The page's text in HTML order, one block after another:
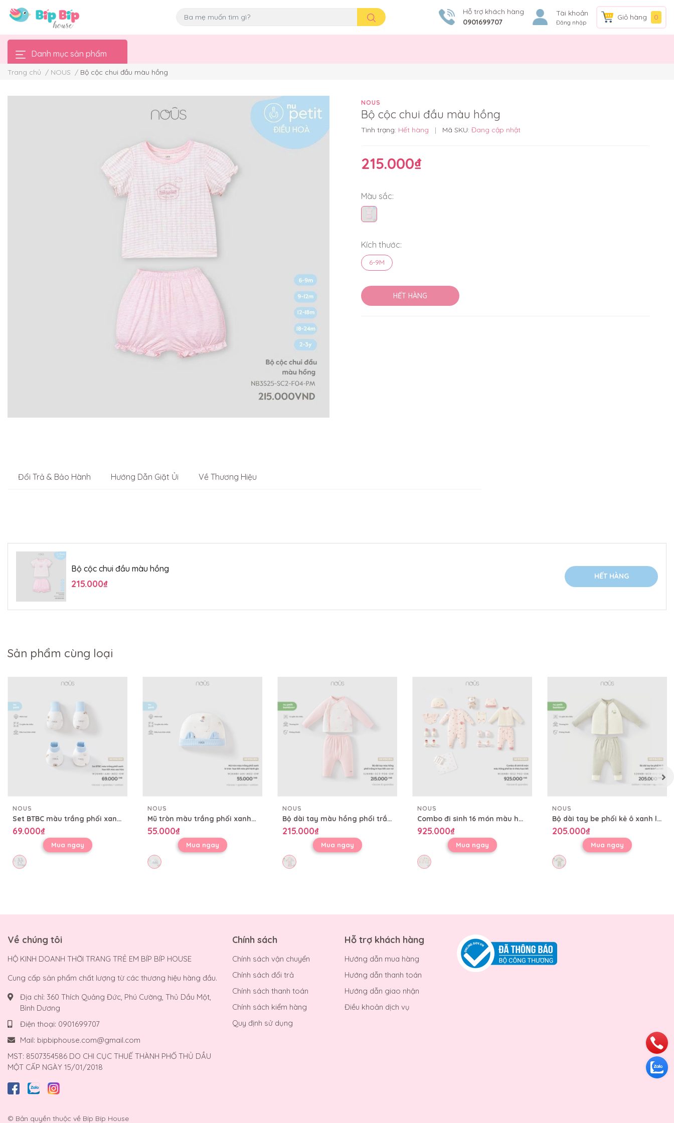
Hỗ trợ khách hàng
0901699707
Tài khoản
Đăng nhập
Giỏ hàng 0
Danh mục sản phẩm
Trang chủ / NOUS / Bộ cộc chui đầu màu hồng
NOUS
Bộ cộc chui đầu màu hồng
Tình trạng: Hết hàng | Mã SKU: Đang cập nhật
215.000₫
Màu sắc:
Kích thước:
6-9M
HẾT HÀNG
Đổi Trả & Bảo Hành Hướng Dẫn Giặt Ủi Về Thương Hiệu
Bộ cộc chui đầu màu hồng
215.000₫
HẾT HÀNG
Sản phẩm cùng loại
NOUS
Set BTBC màu trắng phối xanh họa tiết mèo sao hỏa
69.000₫
Mua ngay
NOUS
Mũ tròn màu trắng phối xanh in tràn họa tiết mèo phi hành gia
55.000₫
Mua ngay
NOUS
Bộ dài tay màu hồng phối trắng in họa tiết con voi
215.000₫
Mua ngay
NOUS
Combo đi sinh 16 món màu hồng phối be in thêu họa tiết
925.000₫
Mua ngay
NOUS
Bộ dài tay be phối kẻ ô xanh lá in họa tiết
205.000₫
Mua ngay
Về chúng tôi
HỘ KINH DOANH THỜI TRANG TRẺ EM BÍP BÍP HOUSE
Cung cấp sản phẩm chất lượng từ các thương hiệu hàng đầu.
Địa chỉ: 360 Thích Quảng Đức, Phú Cường, Thủ Dầu Một,
Bình Dương
Điện thoại: 0901699707
Mail: bipbiphouse.com@gmail.com
MST: 8507354586 DO CHI CỤC THUẾ THÀNH PHỐ THỦ DẦU
MỘT CẤP NGÀY 15/01/2018
Chính sách
Chính sách vận chuyển
Chính sách đổi trả
Chính sách thanh toán
Chính sách kiểm hàng
Quy định sử dụng
Hỗ trợ khách hàng
Hướng dẫn mua hàng
Hướng dẫn thanh toán
Hướng dẫn giao nhận
Điều khoản dịch vụ
© Bản quyền thuộc về Bíp Bíp House